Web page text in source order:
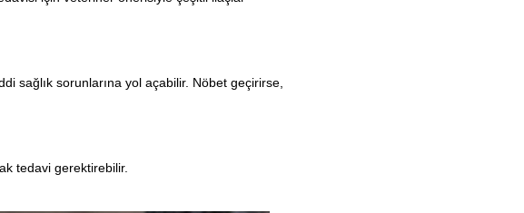
sağlık sorunlarına yol açabilir. Nöbet geçirirse,
tedavi gerektirebilir.